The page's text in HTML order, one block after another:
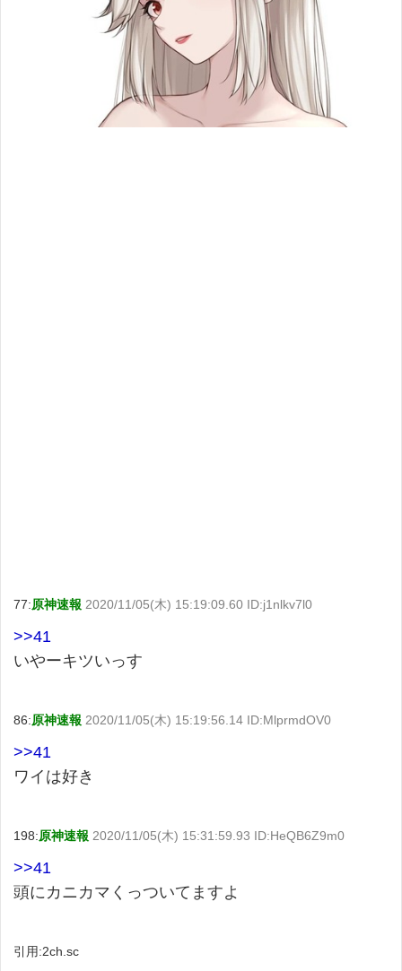
77:原神速報 2020/11/05(木) 15:19:09.60 ID:j1nlkv7l0
>>41
いやーキツいっす
86:原神速報 2020/11/05(木) 15:19:56.14 ID:MlprmdOV0
>>41
ワイは好き
198:原神速報 2020/11/05(木) 15:31:59.93 ID:HeQB6Z9m0
>>41
頭にカニカマくっついてますよ
引用:2ch.sc